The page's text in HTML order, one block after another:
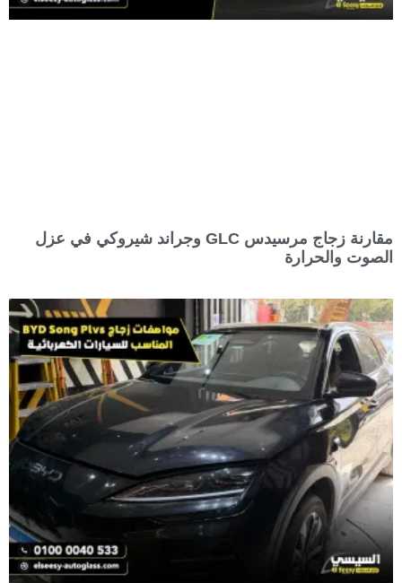
مقارنة زجاج مرسيدس GLC وجراند شيروكي في عزل
الصوت والحرارة